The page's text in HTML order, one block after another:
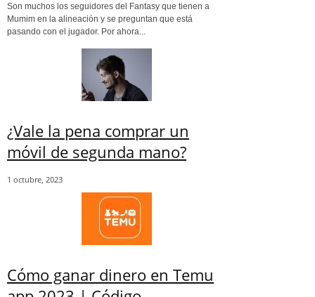
Son muchos los seguidores del Fantasy que tienen a
Mumim en la alineación y se preguntan que está
pasando con el jugador. Por ahora...
¿Vale la pena comprar un
móvil de segunda mano?
1 octubre, 2023
Cómo ganar dinero en Temu